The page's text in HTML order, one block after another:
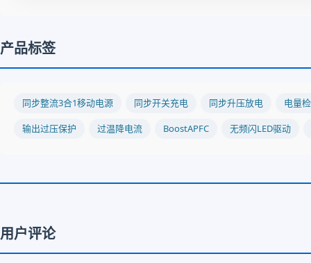
产品标签
同步整流3合1移动电源 同步开关充电 同步升压放电 电量
输出过压保护 过温降电流 BoostAPFC 无频闪LED驱动
用户评论